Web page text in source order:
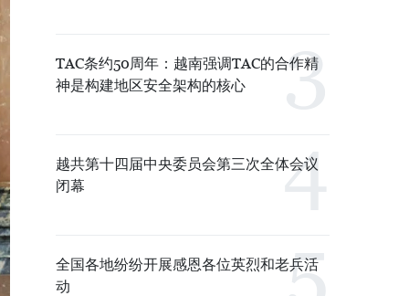
TAC条约50周年：越南强调TAC的合作精
神是构建地区安全架构的核心
越共第十四届中央委员会第三次全体会议
闭幕
全国各地纷纷开展感恩各位英烈和老兵活
动